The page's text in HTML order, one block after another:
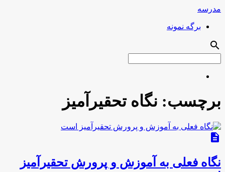
مدرسه
برگه نمونه
search
برچسب: نگاه تحقیرآمیز
description
نگاه فعلی به آموزش و پرورش تحقیرآمیز